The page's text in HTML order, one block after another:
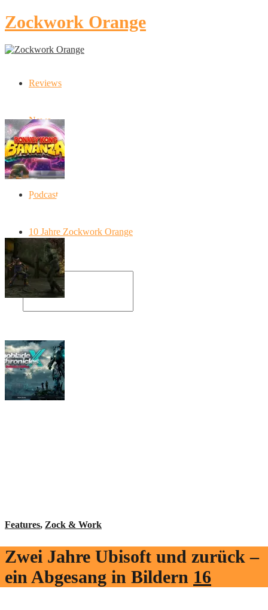
Zockwork Orange
Reviews
News
Artikel
Podcast
10 Jahre Zockwork Orange
Donkey Kong Bananza: “Ich mache alles
Features, Zock & Work
Zwei Jahre Ubisoft und zurück –
ein Abgesang in Bildern 16